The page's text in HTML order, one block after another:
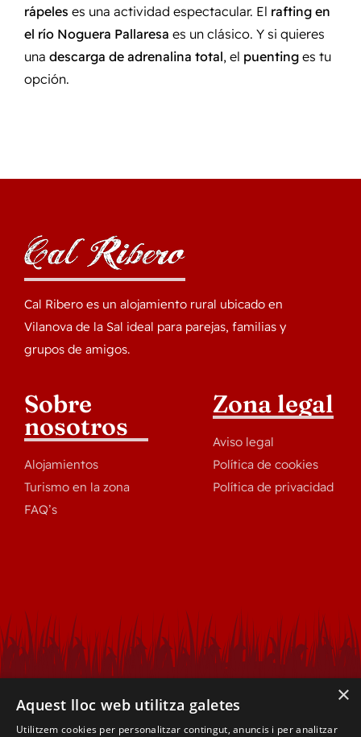
rápeles es una actividad espectacular. El rafting en
el río Noguera Pallaresa es un clásico. Y si quieres
una descarga de adrenalina total, el puenting es tu
opción.
Cal Ribero es un alojamiento rural ubicado en
Vilanova de la Sal ideal para parejas, familias y
grupos de amigos.
Sobre
nosotros
Alojamientos
Turismo en la zona
FAQ’s
Zona legal
Aviso legal
Política de cookies
Política de privacidad
×
Aquest lloc web utilitza galetes
Utilitzem cookies per personalitzar contingut, anuncis i per analitzar